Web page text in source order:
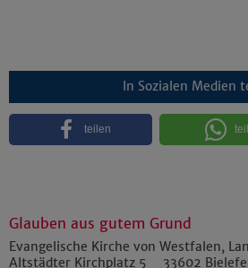
In Sozialen Medien
teilen
Glauben aus gutem Grund
Evangelische Kirche von Westfalen,
Altstädter Kirchplatz 5
33602